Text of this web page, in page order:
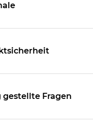
gestellte Fragen